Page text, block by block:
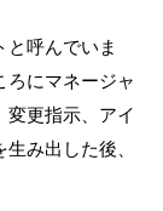
呼んでいま
にマネージャ
更指示、アイ
み出した後、